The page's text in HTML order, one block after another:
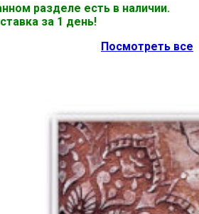
разделе есть в наличии.
за 1 день!
Посмотреть все